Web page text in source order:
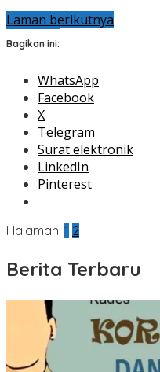
Laman berikutnya
Bagikan ini:
WhatsApp
Facebook
X
Telegram
Surat elektronik
LinkedIn
Pinterest
Halaman: 1 2
Berita Terbaru